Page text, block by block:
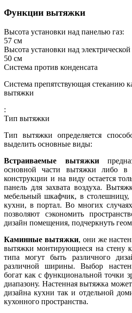
Функции вытяжки
Высота установки над панелью газ:
57 см
Высота установки над
50 см
Система против конденсата
Система препятствующая стеканию
вытяжки
:
Тип вытяжки
Тип вытяжки определяется
выделить основные виды:
Встраиваемые вытяжки
основной части вытяжки либо в
конструкции и на виду остается
панель для захвата воздуха.
мебельный шкафчик, в столешницу,
кухни, в портал. Во многих
позволяют сэкономить
дизайн помещения, подчеркнуть
Каминные вытяжки, они же
вытяжки монтирующиеся на стену
типа могут быть различного
различной ширины. Выбор
богат как с функциональной точки
диапазону. Настенная вытяжка
дизайна кухни так и отдельной
кухонного пространства.